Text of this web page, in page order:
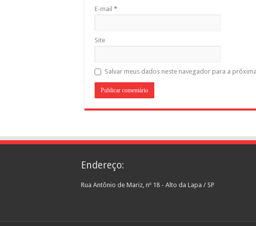
E-mail *
Site
Salvar meus dados neste navegador para a
Endereço:
Rua Antônio de Mariz, nº 18 - Alto da Lapa / SP